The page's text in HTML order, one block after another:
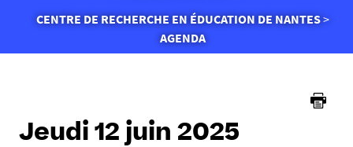
Vous
ici :
CENTRE DE RECHERCHE EN ÉDUCATION DE NANTES
AGENDA
Jeudi 12 juin 2025